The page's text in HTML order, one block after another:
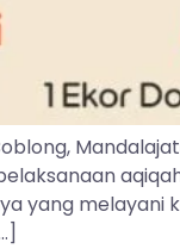
yang melayani